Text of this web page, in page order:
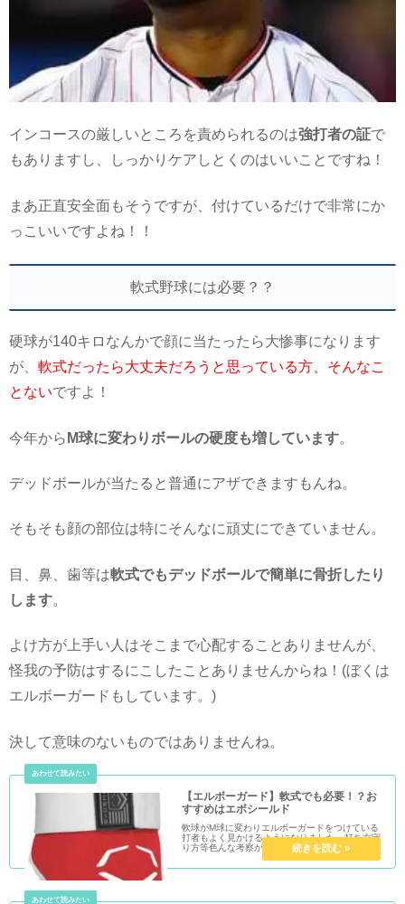
インコースの厳しいところを責められるのは強打者の証で
もありますし、しっかりケアしとくのはいいことですね！
まあ正直安全面もそうですが、付けているだけで非常にか
っこいいですよね！！
軟式野球には必要？？
硬球が140キロなんかで顔に当たったら大惨事になります
が、 軟式だったら大丈夫だろうと思っている方、そんなこ
とないですよ！
今年から M球に変わりボールの硬度も増しています。
デッドボールが当たると普通にアザできますもんね。
そもそも顔の部位は特にそんなに頑丈にできていません。
目、鼻、歯等は軟式でもデッドボールで簡単に骨折したり
します。
よけ方が上手い人はそこまで心配することありませんが、
怪我の予防はするにこしたことありませんからね！(ぼくは
エルボーガードもしています。)
決して意味のないものではありませんね。
【エルボーガード】軟式でも必要！？お
すすめはエボシールド
軟球がM球に変わりエルボーガードをつけている
打者もよく見かけるようになりました。打ち方守
り方等色んな考察がある中で、単純にボールが硬
くなりケガの心配も出てくるでしょう。M球のデ
ッドボール結構痛いです。当たり所悪ければ普通